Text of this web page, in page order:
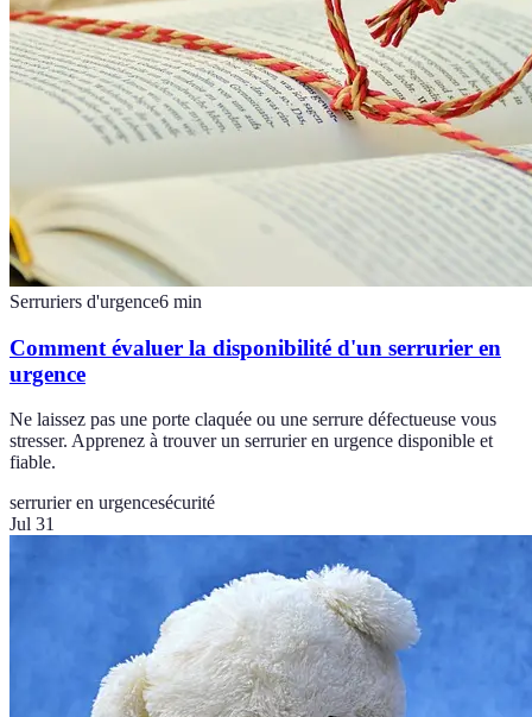
Serruriers d'urgence6 min
Comment évaluer la disponibilité d'un serrurier en
urgence
Ne laissez pas une porte claquée ou une serrure défectueuse vous
stresser. Apprenez à trouver un serrurier en urgence disponible et
fiable.
serrurier en urgencesécurité
Jul 31